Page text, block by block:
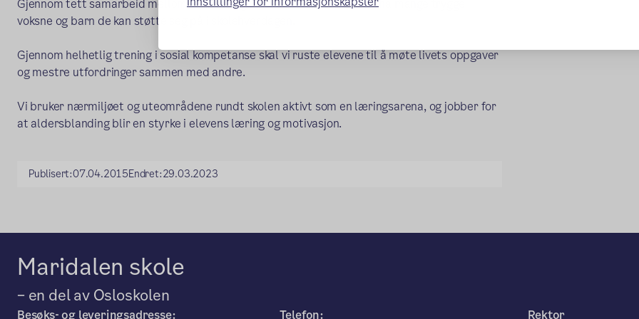
Gjennom tett samarbeid mellom lærerne og klasser, skal alle elevene ha mange trygge
voksne og barn de kan støtte seg på i skolehverdagen.
Gjennom helhetlig trening i sosial kompetanse skal vi ruste elevene til å møte livets oppgaver
og mestre utfordringer sammen med andre.
Vi bruker nærmiljøet og uteområdene rundt skolen aktivt som en læringsarena, og jobber for
at aldersblanding blir en styrke i elevens læring og motivasjon.
Publisert:07.04.2015Endret:29.03.2023
Maridalen skole
– en del av Osloskolen
Besøks- og leveringsadresse: Telefon: Rektor